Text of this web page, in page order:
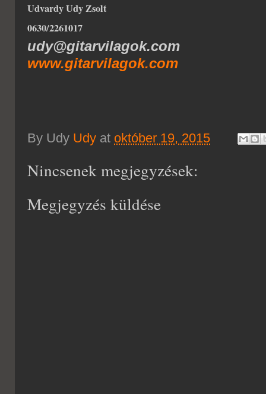
Udvardy Udy Zsolt
0630/2261017
udy@gitarvilagok.com
www.gitarvilagok.com
By Udy Udy at október 19, 2015
Nincsenek megjegyzések:
Megjegyzés küldése